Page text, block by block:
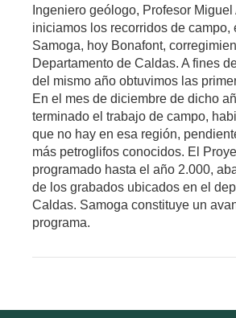
Ingeniero geólogo, Profesor
iniciamos los recorridos de campo,
Samoga, hoy Bonafont,
Departamento de Caldas. A fines
del mismo año obtuvimos las
En el mes de diciembre de dicho
terminado el trabajo de campo,
que no hay en esa región,
más petroglifos conocidos. El
programado hasta el año 2.000,
de los grabados ubicados en el
Caldas. Samoga constituye un
programa.